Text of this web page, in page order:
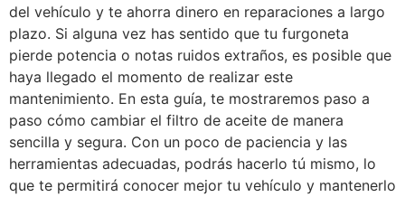
del vehículo y te ahorra dinero en reparaciones a largo
plazo. Si alguna vez has sentido que tu furgoneta
pierde potencia o notas ruidos extraños, es posible que
haya llegado el momento de realizar este
mantenimiento. En esta guía, te mostraremos paso a
paso cómo cambiar el filtro de aceite de manera
sencilla y segura. Con un poco de paciencia y las
herramientas adecuadas, podrás hacerlo tú mismo, lo
que te permitirá conocer mejor tu vehículo y mantenerlo